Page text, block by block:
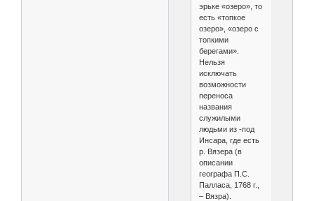
эрьке «озеро», то
есть «топкое
озеро», «озеро с
топкими
берегами».
Нельзя
исключать
возможности
переноса
названия
служилыми
людьми из -под
Инсара, где есть
р. Вязера (в
описании
географа П.С.
Палласа, 1768 г.,
– Вязра).